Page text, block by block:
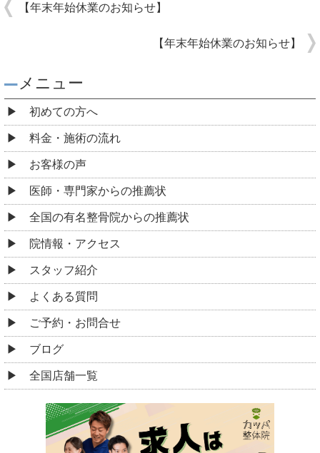
【年末年始休業のお知らせ】
【年末年始休業のお知らせ】
メニュー
初めての方へ
料金・施術の流れ
お客様の声
医師・専門家からの推薦状
全国の有名整骨院からの推薦状
院情報・アクセス
スタッフ紹介
よくある質問
ご予約・お問合せ
ブログ
全国店舗一覧